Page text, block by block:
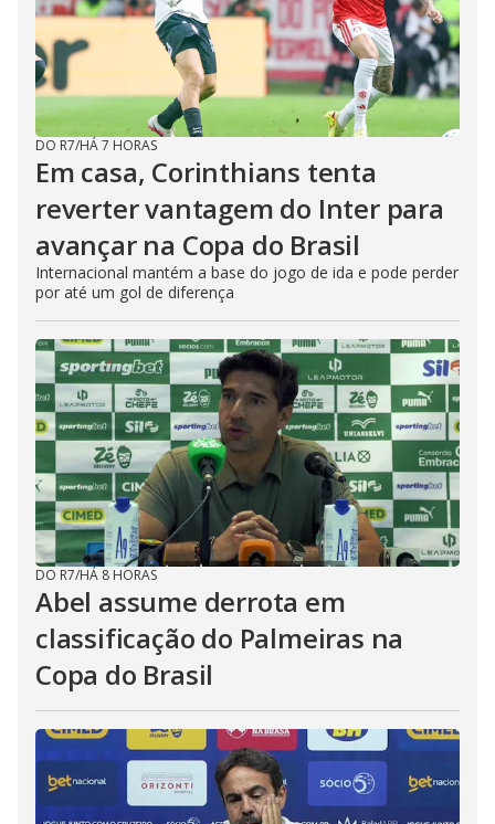
DO R7/HÁ 7 HORAS
Em casa, Corinthians tenta
reverter vantagem do Inter para
avançar na Copa do Brasil
Internacional mantém a base do jogo de ida e pode perder
por até um gol de diferença
DO R7/HÁ 8 HORAS
Abel assume derrota em
classificação do Palmeiras na
Copa do Brasil